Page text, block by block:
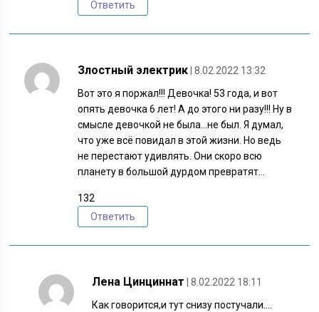
Ответить
Злостный электрик | 8.02.2022 13:32
Вот это я поржал!!! Девочка! 53 года, и вот
опять девочка 6 лет! А до этого ни разу!!! Ну в
смысле девочкой не была…не был. Я думал,
что уже всё повидал в этой жизни. Но ведь
не перестают удивлять. Они скоро всю
планету в большой дурдом превратят…
132
Ответить
Лена Цинциннат
| 8.02.2022 18:11
Как говорится,и тут снизу постучали….